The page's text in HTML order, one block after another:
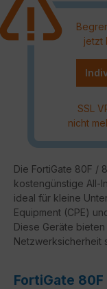
jetzt
SSL
nicht
Die FortiGate 80F /
kostengünstige All-
ideal für kleine
Equipment (CPE)
Diese Geräte bieten
Netzwerksicherheit
FortiGate 80F